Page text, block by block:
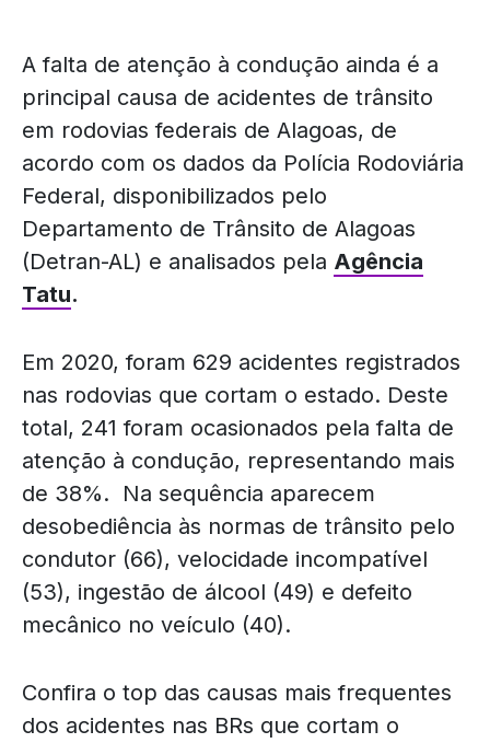
A falta de atenção à condução ainda é a
principal causa de acidentes de trânsito
em rodovias federais de Alagoas, de
acordo com os dados da Polícia Rodoviária
Federal, disponibilizados pelo
Departamento de Trânsito de Alagoas
(Detran-AL) e analisados pela Agência
Tatu.
Em 2020, foram 629 acidentes registrados
nas rodovias que cortam o estado. Deste
total, 241 foram ocasionados pela falta de
atenção à condução, representando mais
de 38%. Na sequência aparecem
desobediência às normas de trânsito pelo
condutor (66), velocidade incompatível
(53), ingestão de álcool (49) e defeito
mecânico no veículo (40).
Confira o top das causas mais frequentes
dos acidentes nas BRs que cortam o